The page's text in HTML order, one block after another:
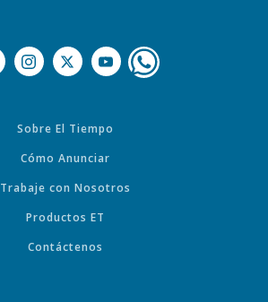
Sobre El Tiempo
Cómo Anunciar
Trabaje con Nosotros
Productos ET
Contáctenos